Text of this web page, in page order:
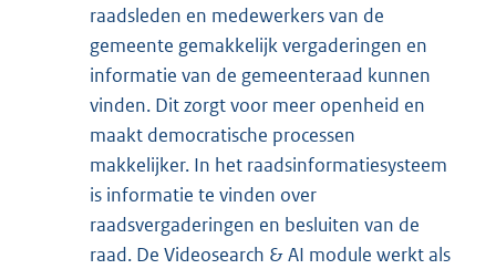
raadsleden en medewerkers van de
gemeente gemakkelijk vergaderingen en
informatie van de gemeenteraad kunnen
vinden. Dit zorgt voor meer openheid en
maakt democratische processen
makkelijker. In het raadsinformatiesysteem
is informatie te vinden over
raadsvergaderingen en besluiten van de
raad. De Videosearch & AI module werkt als